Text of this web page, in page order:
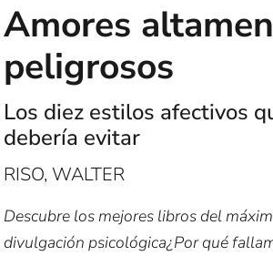
Amores
peligrosos
Los diez estilos afectivos
debería evitar
RISO, WALTER
Descubre los mejores libros del
divulgación psicológica¿Por qué